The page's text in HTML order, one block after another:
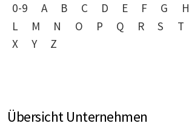
0-9 A B C D E F G H
L
M N O P Q R S T
X
Y Z
Übersicht Unternehmen